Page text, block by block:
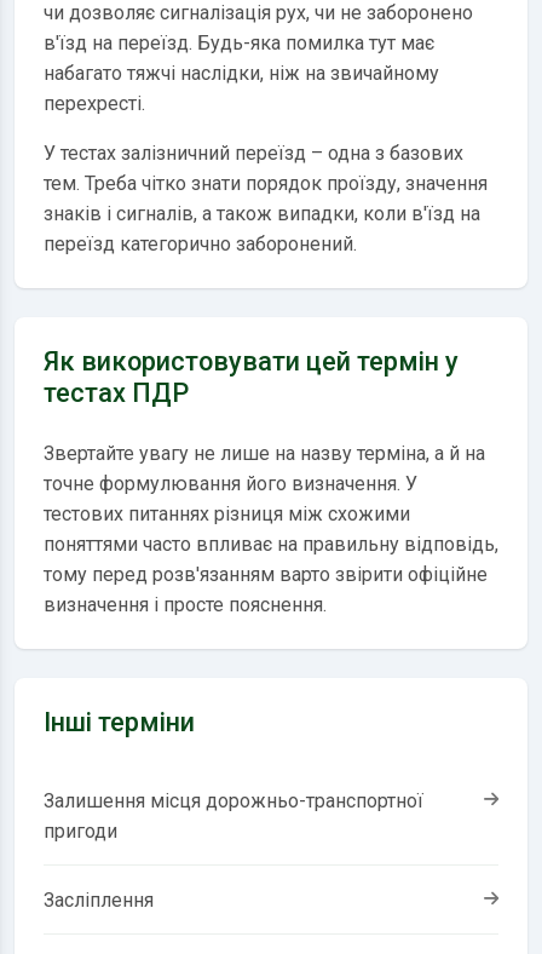
чи дозволяє сигналізація рух, чи не заборонено
в'їзд на переїзд. Будь-яка помилка тут має
набагато тяжчі наслідки, ніж на звичайному
перехресті.
У тестах залізничний переїзд – одна з базових
тем. Треба чітко знати порядок проїзду, значення
знаків і сигналів, а також випадки, коли в'їзд на
переїзд категорично заборонений.
Як використовувати цей термін у
тестах ПДР
Звертайте увагу не лише на назву терміна, а й на
точне формулювання його визначення. У
тестових питаннях різниця між схожими
поняттями часто впливає на правильну відповідь,
тому перед розв'язанням варто звірити офіційне
визначення і просте пояснення.
Інші терміни
Залишення місця дорожньо-транспортної
пригоди
Засліплення